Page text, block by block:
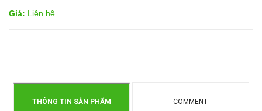
Giá: Liên hệ
THÔNG TIN SẢN PHẨM COMMENT